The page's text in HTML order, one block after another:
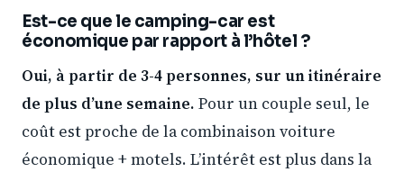
Est-ce que le camping-car est
économique par rapport à l’hôtel ?
Oui, à partir de 3-4 personnes, sur un itinéraire
de plus d’une semaine. Pour un couple seul, le
coût est proche de la combinaison voiture
économique + motels. L’intérêt est plus dans la